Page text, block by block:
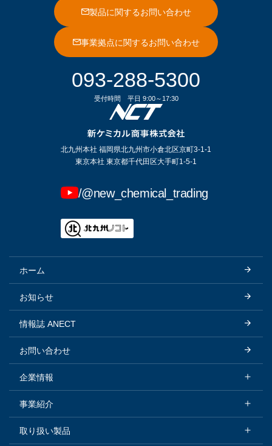
製品に関するお問い合わせ
事業拠点に関するお問い合わせ
093-288-5300
受付時間 平日 9:00～17:30
北九州本社 福岡県北九州市小倉北区京町3-1-1
東京本社 東京都千代田区大手町1-5-1
/@new_chemical_trading
ホーム
お知らせ
情報誌 ANECT
お問い合わせ
企業情報
企業情報トップ
会社概要
事業紹介
事業紹介トップ
取り扱い製品